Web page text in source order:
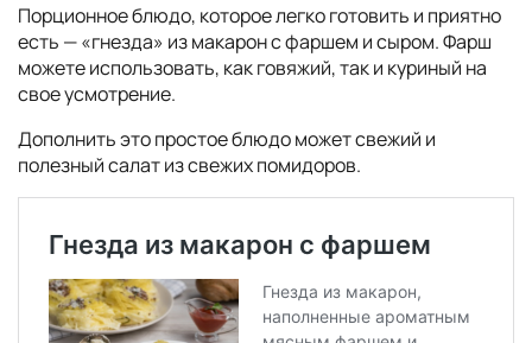
Порционное блюдо, которое легко готовить и приятно
есть — «гнезда» из макарон с фаршем и сыром. Фарш
можете использовать, как говяжий, так и куриный на
свое усмотрение.
Дополнить это простое блюдо может свежий и
полезный салат из свежих помидоров.